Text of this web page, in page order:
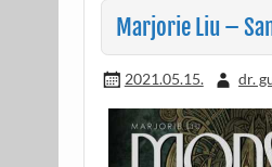
Marjorie Liu –
2021.05.15. dr.